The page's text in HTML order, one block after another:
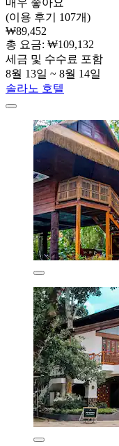
매우 좋아요
(이용 후기 107개)
₩89,452
총 요금: ₩109,132
세금 및 수수료 포함
8월 13일 ~ 8월 14일
솔라노 호텔